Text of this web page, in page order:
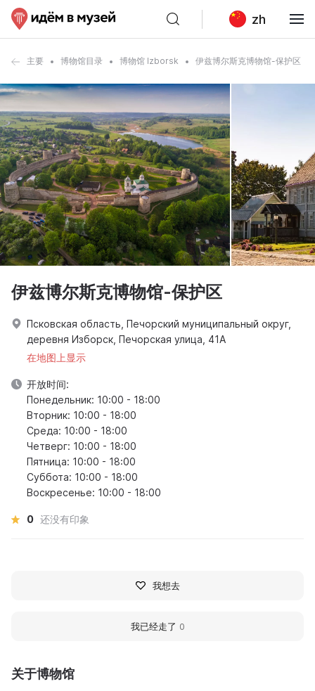
zh
主要 博物馆目录 博物馆 Izborsk 伊兹博尔斯克博物馆-保护区
关于博物馆
伊兹博尔斯克博物馆-保护区
Псковская область, Печорский муниципальный округ,
деревня Изборск, Печорская улица, 41А
在地图上显示
开放时间:
Понедельник: 10:00 - 18:00
Вторник: 10:00 - 18:00
Среда: 10:00 - 18:00
Четверг: 10:00 - 18:00
Пятница: 10:00 - 18:00
Суббота: 10:00 - 18:00
Воскресенье: 10:00 - 18:00
0 还没有印象
我想去
我已经走了 0